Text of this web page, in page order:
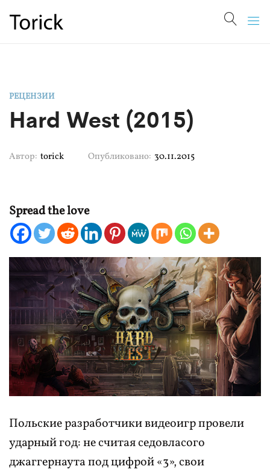
РЕЦЕНЗИИ
Hard West (2015)
Автор: torick Опубликовано: 30.11.2015
Spread the love
Польские разработчики видеоигр провели
ударный год: не считая седовласого
джаггернаута под цифрой «3», свои